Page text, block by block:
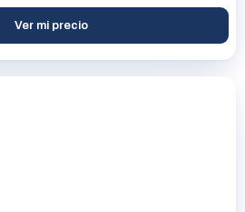
Ver mi precio